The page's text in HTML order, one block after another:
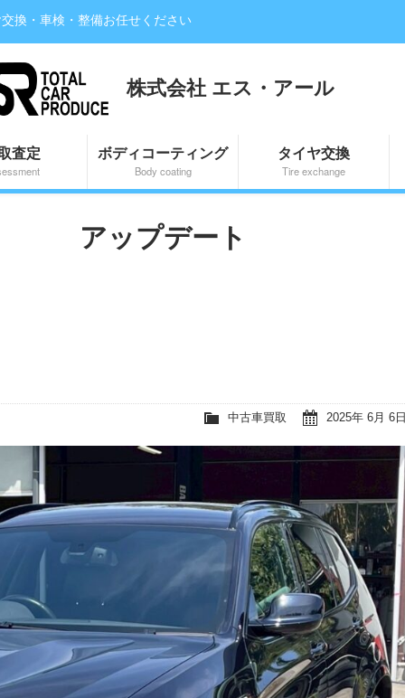
換・車検・整備お任せください
株式会社 エス・アール
査定 ボディコーティング
Body coating
タイヤ交換
Tire exchange
アップデート
2025年 6月 6日
中古車買取